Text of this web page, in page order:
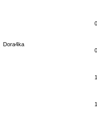
0
Dora4ka
0
1
1